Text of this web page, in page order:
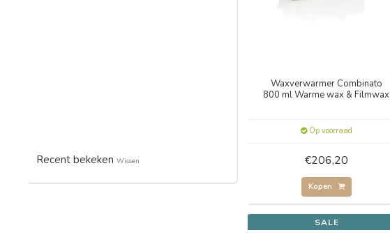
Recent bekeken Wissen
Waxverwarmer Combinato
800 ml Warme wax & Filmwax
Op voorraad
€206,20
Kopen
SALE